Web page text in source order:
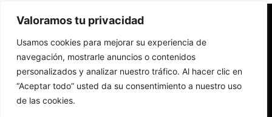
Valoramos tu privacidad
Usamos cookies para mejorar su experiencia de
navegación, mostrarle anuncios o contenidos
personalizados y analizar nuestro tráfico. Al hacer clic en
“Aceptar todo” usted da su consentimiento a nuestro uso
de las cookies.
Redes Cristianas
Una mirada alternativa sobre la Iglesia católica y la sociedad
- Colectivos de Redes Cristianas